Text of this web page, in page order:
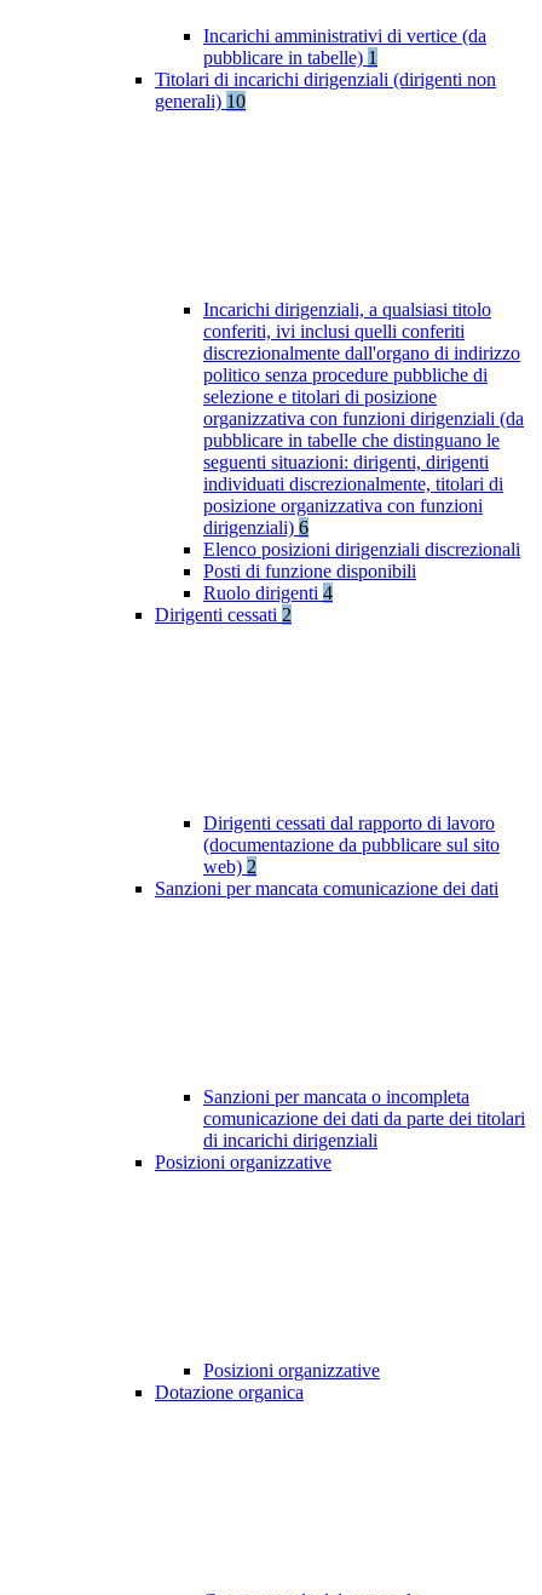
Incarichi amministrativi di vertice (da
pubblicare in tabelle) 1
Titolari di incarichi dirigenziali (dirigenti non
generali) 10
Incarichi dirigenziali, a qualsiasi titolo
conferiti, ivi inclusi quelli conferiti
discrezionalmente dall'organo di indirizzo
politico senza procedure pubbliche di
selezione e titolari di posizione
organizzativa con funzioni dirigenziali (da
pubblicare in tabelle che distinguano le
seguenti situazioni: dirigenti, dirigenti
individuati discrezionalmente, titolari di
posizione organizzativa con funzioni
dirigenziali) 6
Elenco posizioni dirigenziali discrezionali
Posti di funzione disponibili
Ruolo dirigenti 4
Dirigenti cessati 2
Dirigenti cessati dal rapporto di lavoro
(documentazione da pubblicare sul sito
web) 2
Sanzioni per mancata comunicazione dei dati
Sanzioni per mancata o incompleta
comunicazione dei dati da parte dei titolari
di incarichi dirigenziali
Posizioni organizzative
Posizioni organizzative
Dotazione organica